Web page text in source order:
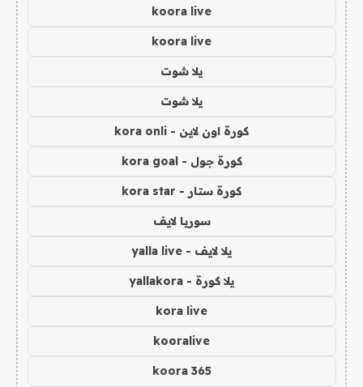
koora live
koora live
يلا شوت
يلا شوت
كورة اون لاين - kora onli
كورة جول - kora goal
كورة ستار - kora star
سوريا لايف
يلا لايف - yalla live
يلا كورة - yallakora
kora live
kooralive
koora 365